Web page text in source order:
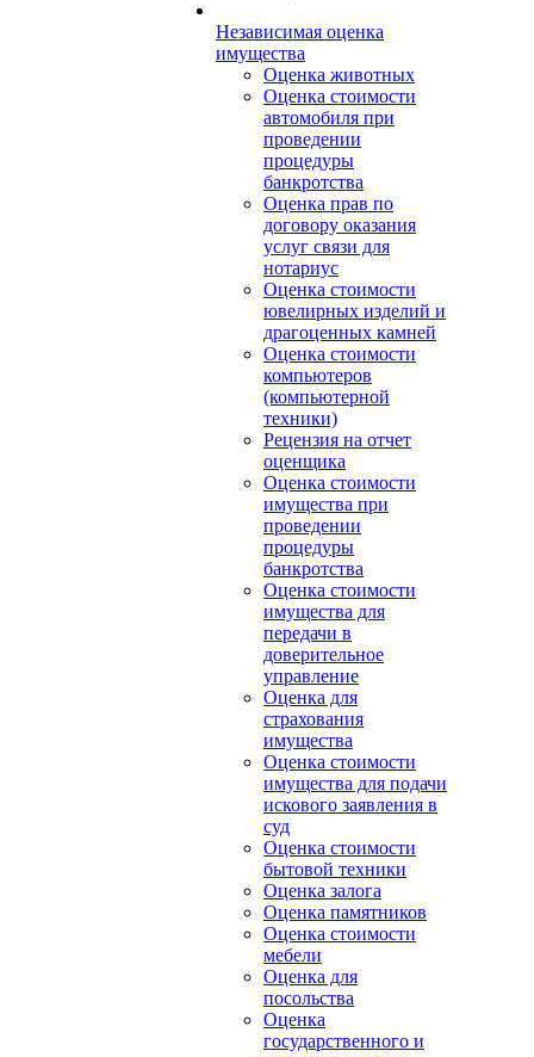
Независимая оценка
имущества
Оценка животных
Оценка стоимости
автомобиля при
проведении
процедуры
банкротства
Оценка прав по
договору оказания
услуг связи для
нотариус
Оценка стоимости
ювелирных изделий и
драгоценных камней
Оценка стоимости
компьютеров
(компьютерной
техники)
Рецензия на отчет
оценщика
Оценка стоимости
имущества при
проведении
процедуры
банкротства
Оценка стоимости
имущества для
передачи в
доверительное
управление
Оценка для
страхования
имущества
Оценка стоимости
имущества для подачи
искового заявления в
суд
Оценка стоимости
бытовой техники
Оценка залога
Оценка памятников
Оценка стоимости
мебели
Оценка для
посольства
Оценка
государственного и